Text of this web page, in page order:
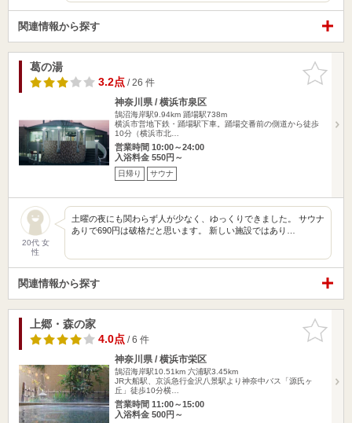
関連情報から探す
お気に入
りに追加
葛の湯
3.2点/ 26 件
神奈川県 / 横浜市泉区
鵠沼海岸駅9.94km 踊場駅738m
横浜市営地下鉄・踊場駅下車。踊場交番前の側道から徒歩
10分（横浜市北…
営業時間 10:00～24:00
入浴料金 550円～
日帰り サウナ
20代 女
性
土曜の夜にも関わらず人が少なく、ゆっくりできました。 サウナ
ありで690円は破格だと思います。 新しい施設ではあり…
関連情報から探す
お気に入
りに追加
上郷・森の家
4.0点/ 6 件
神奈川県 / 横浜市栄区
鵠沼海岸駅10.51km 六浦駅3.45km
JR大船駅、京浜急行金沢八景駅より神奈中バス「源氏ヶ
丘」徒歩10分横…
営業時間 11:00～15:00
入浴料金 500円～